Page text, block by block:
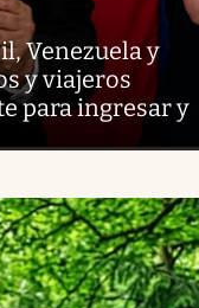
Venezuela y
y viajeros
para ingresar y